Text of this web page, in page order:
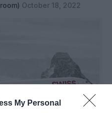
My Personal
October 18, 2022